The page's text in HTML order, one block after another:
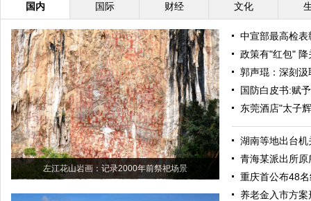
国内 国际 财经 文化
左江花山岩画：记录2000年前祭祀场景
中宣部最高检
政策有"红包"
郭声琨：深刻
国防白皮书:赋
东莞酒店"太子
湖南等地出台
青海某派出所
重庆首公布48
养老金入市方